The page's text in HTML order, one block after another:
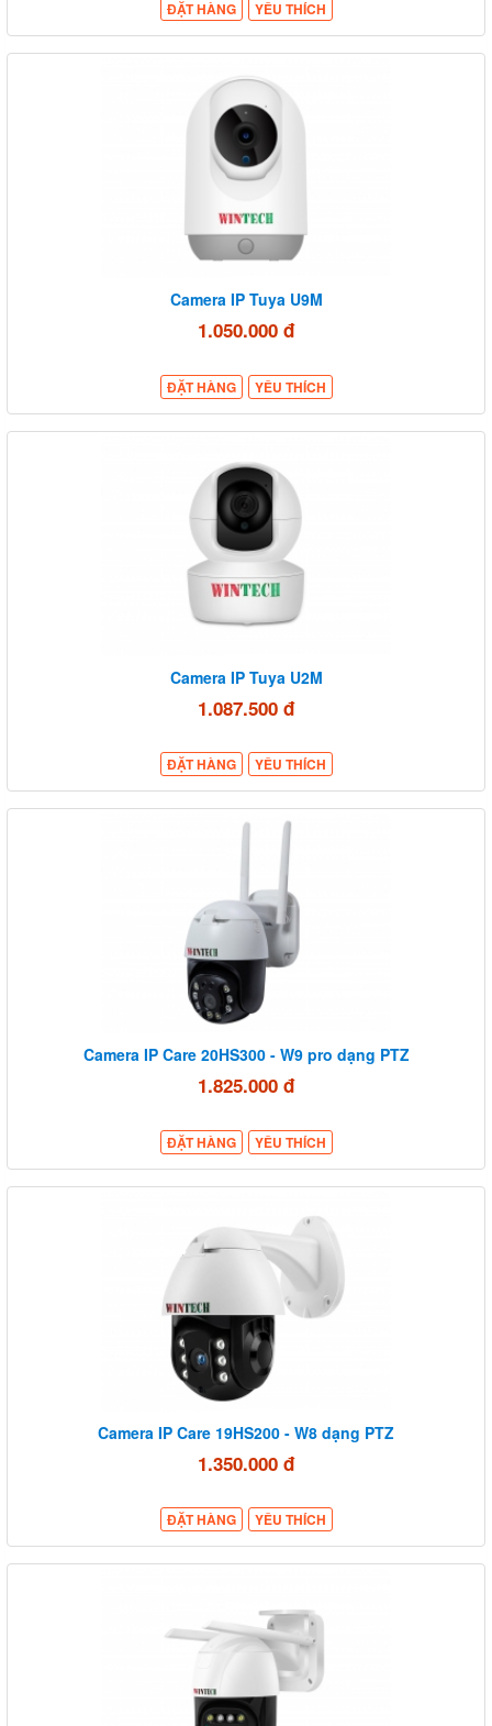
ĐẶT HÀNG YÊU THÍCH
Camera IP Tuya U9M
1.050.000 đ
ĐẶT HÀNG YÊU THÍCH
Camera IP Tuya U2M
1.087.500 đ
ĐẶT HÀNG YÊU THÍCH
Camera IP Care 20HS300 - W9 pro dạng PTZ
1.825.000 đ
ĐẶT HÀNG YÊU THÍCH
Camera IP Care 19HS200 - W8 dạng PTZ
1.350.000 đ
ĐẶT HÀNG YÊU THÍCH